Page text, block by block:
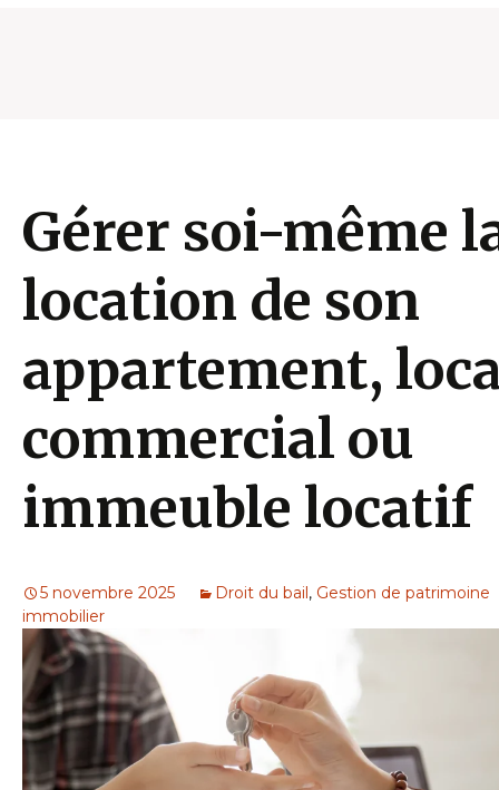
Gérer soi-même
location de son
appartement,
commercial ou
immeuble locatif
5 novembre 2025 Droit du bail, Gestion de patrimoine
immobilier